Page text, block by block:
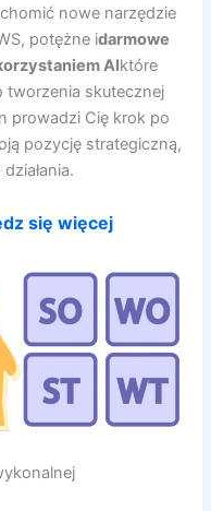
nowe narzędzie
potężne idarmowe
AIktóre
tworzenia skutecznej
prowadzi Cię krok po
pozycję strategiczną,
się więcej